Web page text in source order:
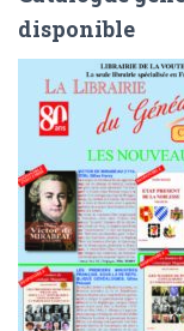
e
r
c
:
disponible